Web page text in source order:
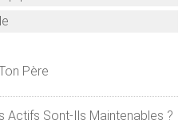
Père
Actifs Sont-Ils Maintenables ?